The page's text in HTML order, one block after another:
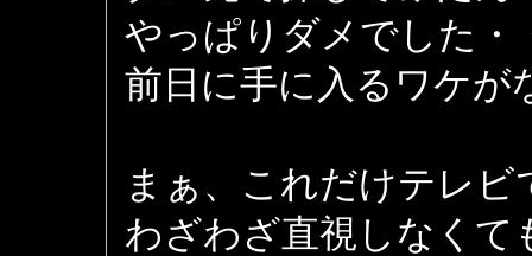
やっぱりダメでした・
前日に手に入るワケが
まぁ、これだけテレビ
わざわざ直視しなくて